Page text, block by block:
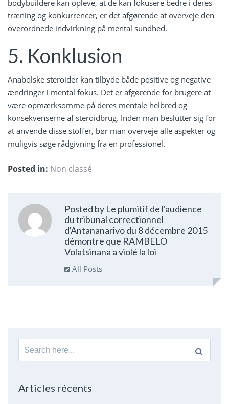
bodybuildere kan opleve, at de kan fokusere bedre i deres
træning og konkurrencer, er det afgørende at overveje den
overordnede indvirkning på mental sundhed.
5. Konklusion
Anabolske steroider kan tilbyde både positive og negative
ændringer i mental fokus. Det er afgørende for brugere at
være opmærksomme på deres mentale helbred og
konsekvenserne af steroidbrug. Inden man beslutter sig for
at anvende disse stoffer, bør man overveje alle aspekter og
muligvis søge rådgivning fra en professionel.
Posted in: Non classé
Posted by Le plumitif de l'audience
du tribunal correctionnel
d'Antananarivo du 8 décembre 2015
démontre que RAMBELO
Volatsinana a violé la loi
All Posts
Search
for:
Articles récents